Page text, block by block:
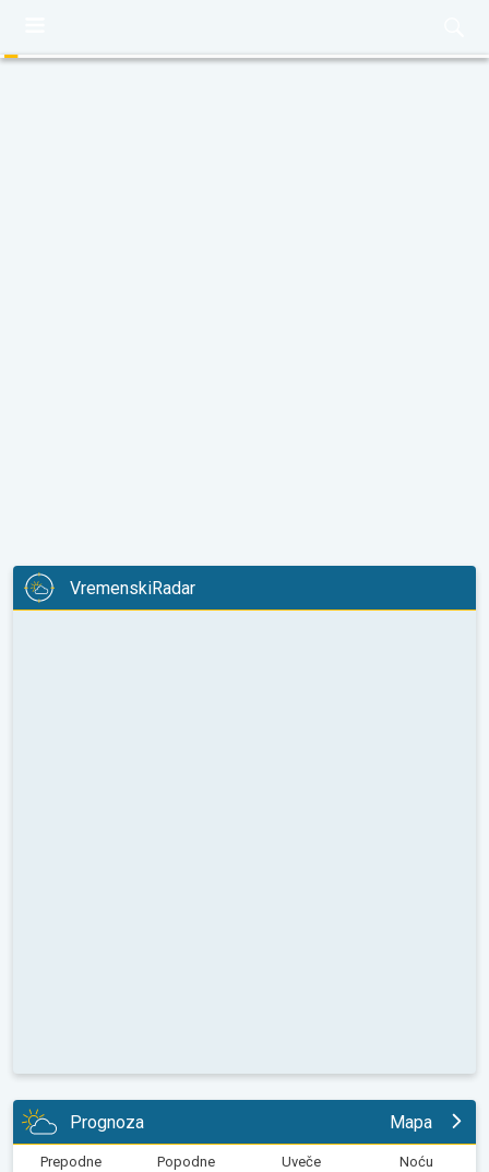
VremenskiRadar
Prognoza Mapa
Prepodne Popodne Uveče Noću